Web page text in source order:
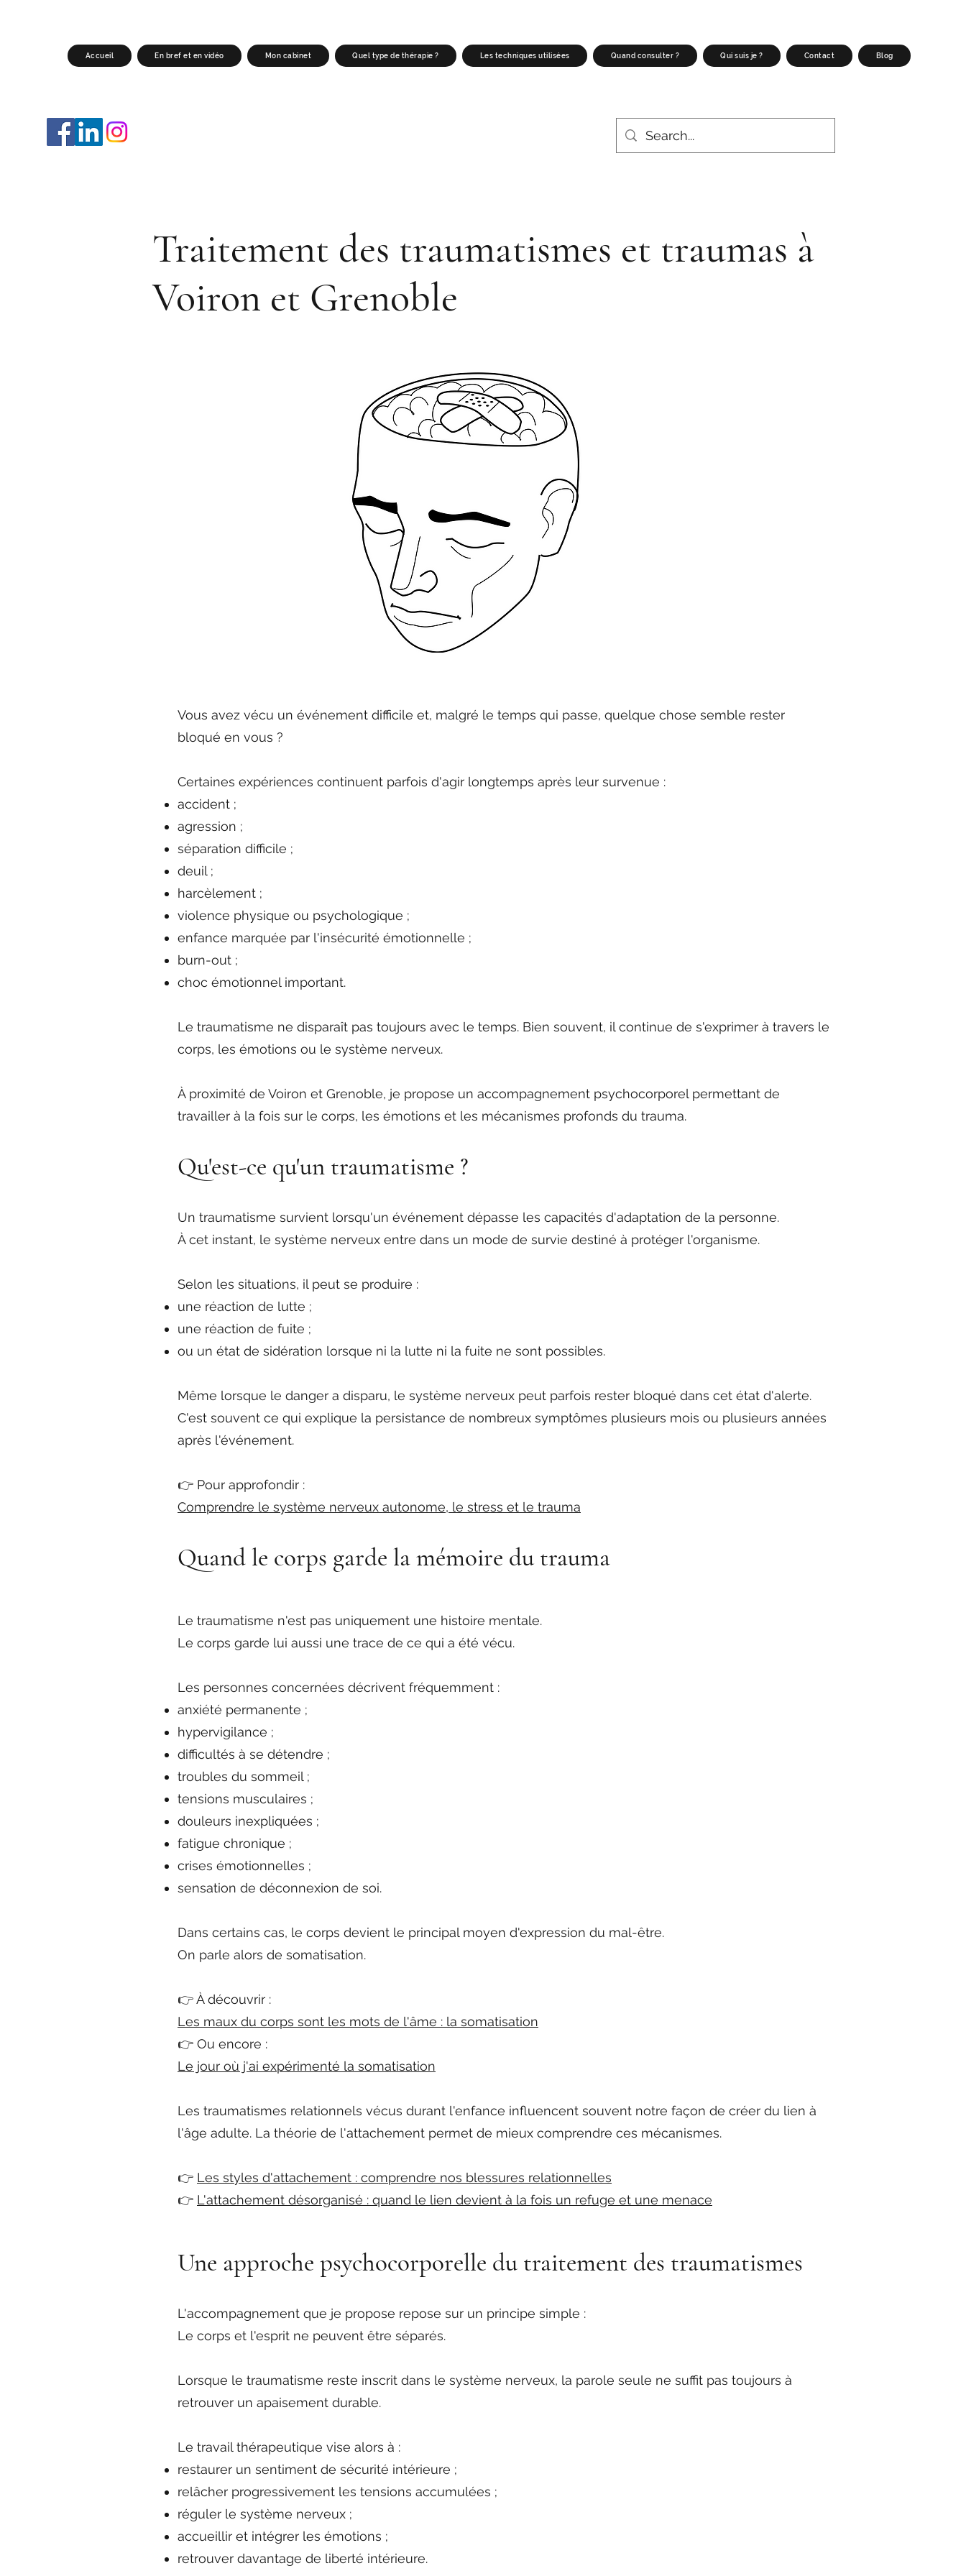
Accueil En bref et en vidéo Mon cabinet Quel type de thérapie ? Les techniques utilisées Quand consulter ? Qui suis je ? Contact Blog
Traitement des traumatismes et traumas à
Voiron et Grenoble
Vous avez vécu un événement difficile et, malgré le temps qui passe, quelque chose semble rester
bloqué en vous ?
Certaines expériences continuent parfois d'agir longtemps après leur survenue :
accident ;
agression ;
séparation difficile ;
deuil ;
harcèlement ;
violence physique ou psychologique ;
enfance marquée par l'insécurité émotionnelle ;
burn-out ;
choc émotionnel important.
Le traumatisme ne disparaît pas toujours avec le temps. Bien souvent, il continue de s'exprimer à travers le
corps, les émotions ou le système nerveux.
À proximité de Voiron et Grenoble, je propose un accompagnement psychocorporel permettant de
travailler à la fois sur le corps, les émotions et les mécanismes profonds du trauma.
Qu'est-ce qu'un traumatisme ?
Un traumatisme survient lorsqu'un événement dépasse les capacités d'adaptation de la personne.
À cet instant, le système nerveux entre dans un mode de survie destiné à protéger l'organisme.
Selon les situations, il peut se produire :
une réaction de lutte ;
une réaction de fuite ;
ou un état de sidération lorsque ni la lutte ni la fuite ne sont possibles.
Même lorsque le danger a disparu, le système nerveux peut parfois rester bloqué dans cet état d'alerte.
C'est souvent ce qui explique la persistance de nombreux symptômes plusieurs mois ou plusieurs années
après l'événement.
👉 Pour approfondir :
Comprendre le système nerveux autonome, le stress et le trauma
Quand le corps garde la mémoire du trauma
Le traumatisme n'est pas uniquement une histoire mentale.
Le corps garde lui aussi une trace de ce qui a été vécu.
Les personnes concernées décrivent fréquemment :
anxiété permanente ;
hypervigilance ;
difficultés à se détendre ;
troubles du sommeil ;
tensions musculaires ;
douleurs inexpliquées ;
fatigue chronique ;
crises émotionnelles ;
sensation de déconnexion de soi.
Dans certains cas, le corps devient le principal moyen d'expression du mal-être.
On parle alors de somatisation.
👉 À découvrir :
Les maux du corps sont les mots de l'âme : la somatisation
👉 Ou encore :
Le jour où j'ai expérimenté la somatisation
Les traumatismes relationnels vécus durant l'enfance influencent souvent notre façon de créer du lien à
l'âge adulte. La théorie de l'attachement permet de mieux comprendre ces mécanismes.
👉 Les styles d'attachement : comprendre nos blessures relationnelles
👉 L'attachement désorganisé : quand le lien devient à la fois un refuge et une menace
Une approche psychocorporelle du traitement des traumatismes
L'accompagnement que je propose repose sur un principe simple :
Le corps et l'esprit ne peuvent être séparés.
Lorsque le traumatisme reste inscrit dans le système nerveux, la parole seule ne suffit pas toujours à
retrouver un apaisement durable.
Le travail thérapeutique vise alors à :
restaurer un sentiment de sécurité intérieure ;
relâcher progressivement les tensions accumulées ;
réguler le système nerveux ;
accueillir et intégrer les émotions ;
retrouver davantage de liberté intérieure.